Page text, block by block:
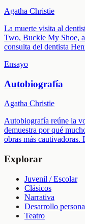
Agatha Christie
La muerte visita al
Two, Buckle My Shoe,
consulta del dentista
Ensayo
Autobiografía
Agatha Christie
Autobiografía reúne la
demuestra por qué
obras más cautivadoras.
Explorar
Juvenil / Escolar
Clásicos
Narrativa
Desarrollo
Teatro